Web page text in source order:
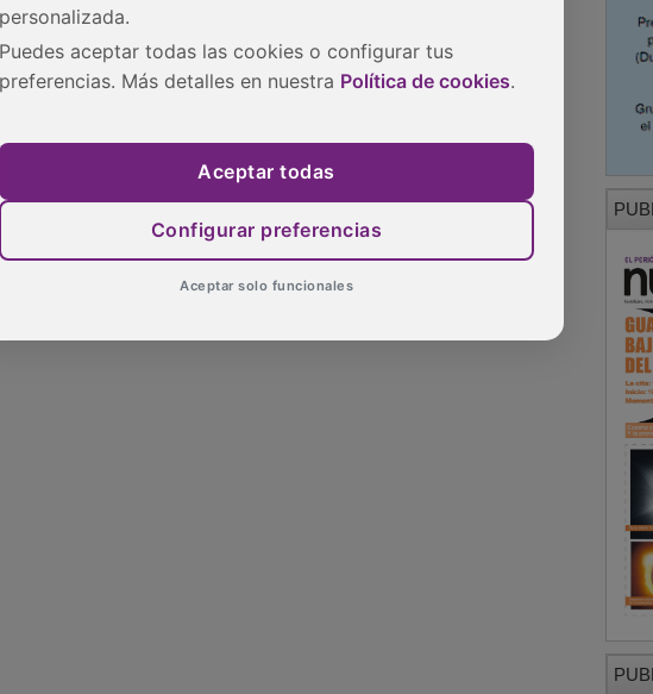
personalizada.
Puedes aceptar todas las cookies o configurar tus
preferencias. Más detalles en nuestra Política de cookies.
Aceptar todas
Configurar preferencias
Aceptar solo funcionales